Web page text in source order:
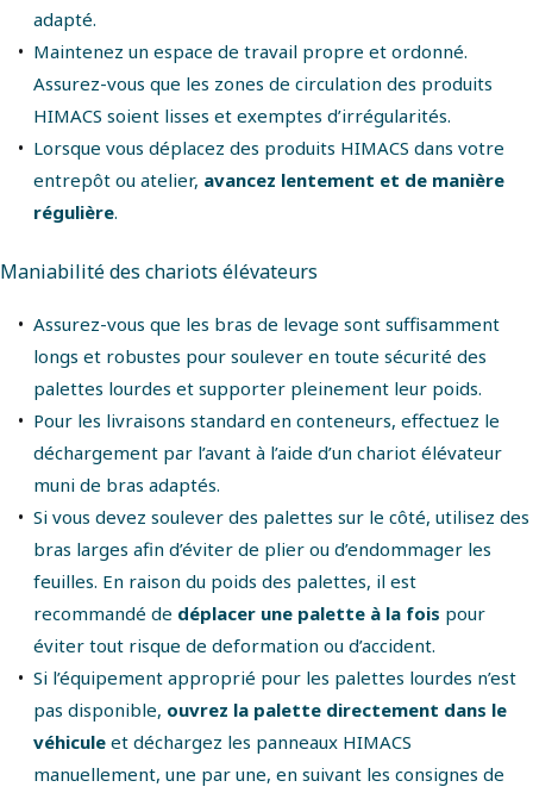
adapté.
Maintenez un espace de travail propre et ordonné.
Assurez-vous que les zones de circulation des produits
HIMACS soient lisses et exemptes d’irrégularités.
Lorsque vous déplacez des produits HIMACS dans votre
entrepôt ou atelier, avancez lentement et de manière
régulière.
Maniabilité des chariots élévateurs
Assurez-vous que les bras de levage sont suffisamment
longs et robustes pour soulever en toute sécurité des
palettes lourdes et supporter pleinement leur poids.
Pour les livraisons standard en conteneurs, effectuez le
déchargement par l’avant à l’aide d’un chariot élévateur
muni de bras adaptés.
Si vous devez soulever des palettes sur le côté, utilisez des
bras larges afin d’éviter de plier ou d’endommager les
feuilles. En raison du poids des palettes, il est
recommandé de déplacer une palette à la fois pour
éviter tout risque de deformation ou d’accident.
Si l’équipement approprié pour les palettes lourdes n’est
pas disponible, ouvrez la palette directement dans le
véhicule et déchargez les panneaux HIMACS
manuellement, une par une, en suivant les consignes de